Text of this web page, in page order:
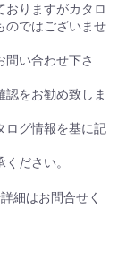
おりますがカタロ
のではございませ
問い合わせ下さ
認をお勧め致しま
ログ情報を基に記
ださい。
細はお問合せく